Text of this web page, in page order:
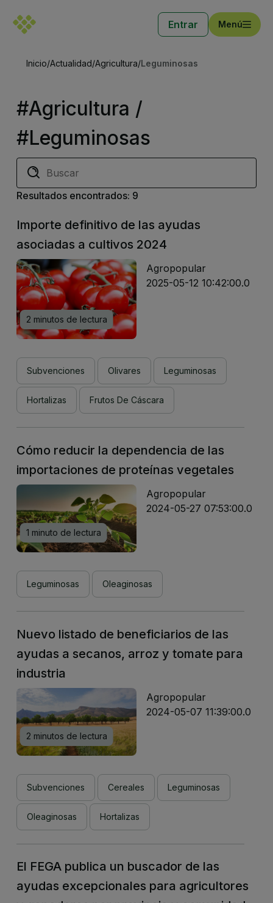
Entrar Menú
Inicio/Actualidad/Agricultura/Leguminosas
#Agricultura /
#Leguminosas
Resultados encontrados: 9
Importe definitivo de las ayudas
asociadas a cultivos 2024
2 minutos de lectura
Agropopular
2025-05-12 10:42:00.0
Subvenciones Olivares Leguminosas
Hortalizas Frutos De Cáscara
Cómo reducir la dependencia de las
importaciones de proteínas vegetales
1 minuto de lectura
Agropopular
2024-05-27 07:53:00.0
Leguminosas Oleaginosas
Nuevo listado de beneficiarios de las
ayudas a secanos, arroz y tomate para
industria
2 minutos de lectura
Agropopular
2024-05-07 11:39:00.0
Subvenciones Cereales Leguminosas
Oleaginosas Hortalizas
El FEGA publica un buscador de las
ayudas excepcionales para agricultores